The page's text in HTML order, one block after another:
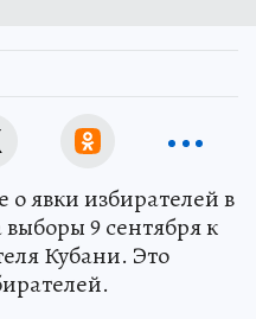
явки избирателей в
9 сентября к
Кубани. Это